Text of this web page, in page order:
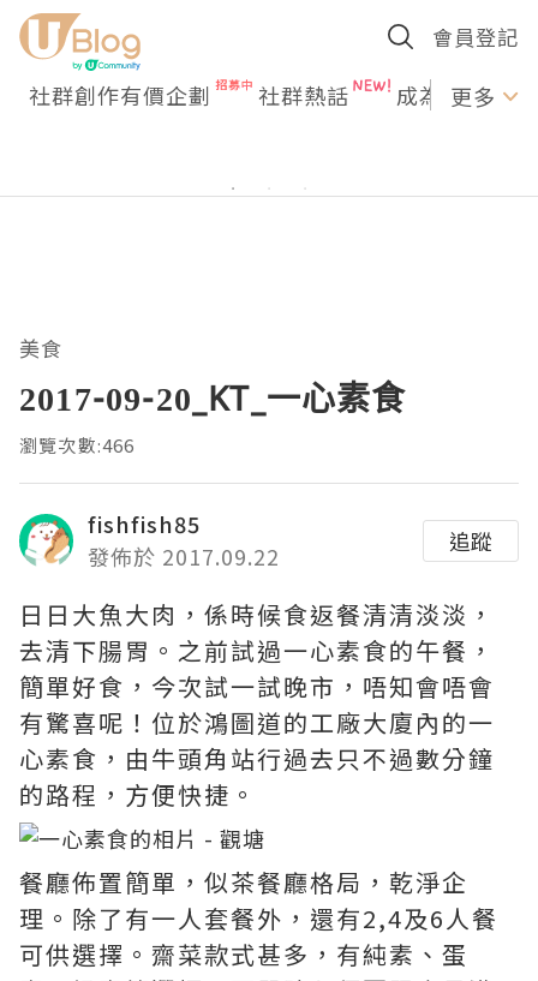
會員登記
社群創作有價企劃 社群熱話 成為U更多
美食
2017-09-20_KT_一心素食
瀏覽次數:466
fishfish85
發佈於 2017.09.22
追蹤
日日大魚大肉，係時候食返餐清清淡淡，
去清下腸胃。之前試過一心素食的午餐，
簡單好食，今次試一試晚市，唔知會唔會
有驚喜呢！位於鴻圖道的工廠大廈內的一
心素食，由牛頭角站行過去只不過數分鐘
的路程，方便快捷。
餐廳佈置簡單，似茶餐廳格局，乾淨企
理。除了有一人套餐外，還有2,4及6人餐
可供選擇。齋菜款式甚多，有純素、蛋